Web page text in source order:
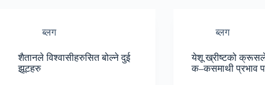
ब्लग
शैतानले विश्वासीहरुसित बोल्ने दुई
झूटहरु
ब्लग
येशू ख्रीष्टको
क–कसमाथी प्रभाव